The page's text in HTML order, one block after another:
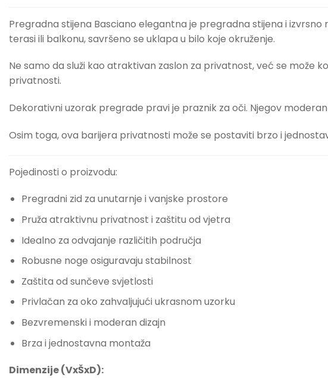
Pregradna stijena Basciano elegantna je pregradna stijena i
terasi ili balkonu, savršeno se uklapa u bilo koje okruženje.
Ne samo da služi kao atraktivan zaslon za privatnost, već se može
privatnosti.
Dekorativni uzorak pregrade pravi je praznik za oči. Njegov
Osim toga, ova barijera privatnosti može se postaviti brzo i
Pojedinosti o proizvodu:
Pregradni zid za unutarnje i vanjske prostore
Pruža atraktivnu privatnost i zaštitu od vjetra
Idealno za odvajanje različitih područja
Robusne noge osiguravaju stabilnost
Zaštita od sunčeve svjetlosti
Privlačan za oko zahvaljujući ukrasnom uzorku
Bezvremenski i moderan dizajn
Brza i jednostavna montaža
Dimenzije (VxŠxD):